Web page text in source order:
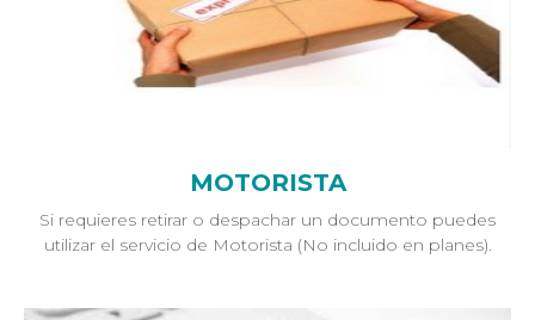
MOTORISTA
Si requieres retirar o despachar un documento puedes
utilizar el servicio de Motorista (No incluido en planes).